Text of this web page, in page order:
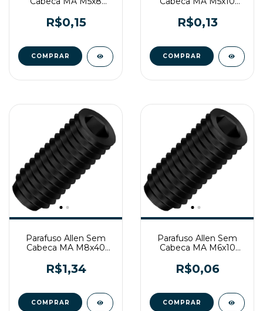
R$0,15 R$0,13
Parafuso Allen Sem
Cabeca MA M8x40
R$1,34
Parafuso Allen Sem
Cabeca MA M6x10
R$0,06